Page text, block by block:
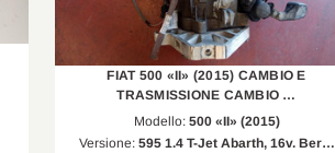
FIAT 500 «II» (2015) CAMBIO E
TRASMISSIONE CAMBIO …
Modello: 500 «II» (2015)
Versione: 595 1.4 T-Jet Abarth, 16v. Ber…